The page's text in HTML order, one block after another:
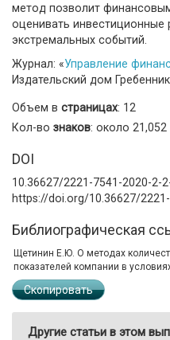
метод позволит
оценивать инвестиционные
экстремальных событий.
Журнал: «Управление
Издательский дом
Объем в страницах: 12
Кол-во знаков: около 21,052
DOI
10.36627/2221-7541-2020-2-
https://doi.org/10.36627/
Библиографическая
Скопировать
Другие статьи в этом